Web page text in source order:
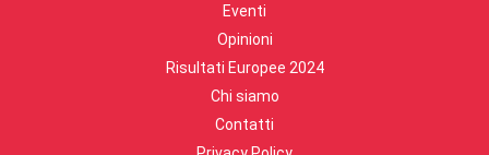
Eventi
Opinioni
Risultati Europee 2024
Chi siamo
Contatti